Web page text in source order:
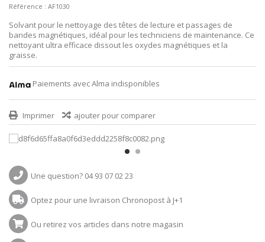
Référence : AF1030
Solvant pour le nettoyage des têtes de lecture et passages de
bandes magnétiques, idéal pour les techniciens de maintenance. Ce
nettoyant ultra efficace dissout les oxydes magnétiques et la
graisse.
Paiements avec Alma indisponibles
Imprimer ajouter pour comparer
Une question? 04 93 07 02 23
Optez pour une livraison Chronopost à J+1
Ou retirez vos articles dans notre magasin